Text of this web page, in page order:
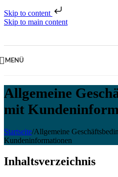
Skip to content
Skip to main content
MENÜ
Allgemeine
mit
Startseite/Allgemeine
Kundeninformationen
Inhaltsverzeichnis